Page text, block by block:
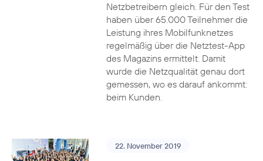
Netzbetreibern gleich. Für den Test
haben über 65.000 Teilnehmer die
Leistung ihres Mobilfunknetzes
regelmäßig über die Netztest-App
des Magazins ermittelt. Damit
wurde die Netzqualität genau dort
gemessen, wo es darauf ankommt:
beim Kunden.
22. November 2019